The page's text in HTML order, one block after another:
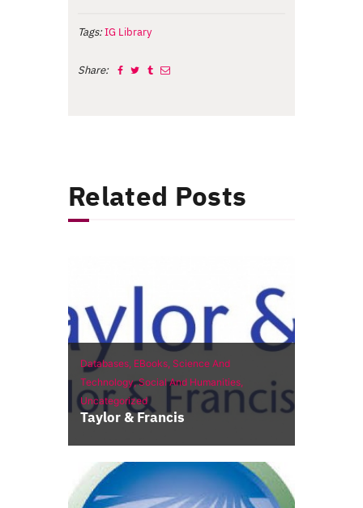
Tags:IG Library
Share:
Related Posts
Databases, EBooks, Science And
Technology,Social And Humanities,
Uncategorized
Taylor & Francis